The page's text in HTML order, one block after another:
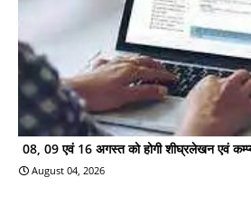
08, 09 एवं 16 अगस्त को होगी शीघ्रलेखन एवं
August 04, 2026